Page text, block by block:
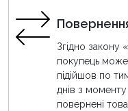
Згідно закону
покупець
підійшов по
днів з
повернені